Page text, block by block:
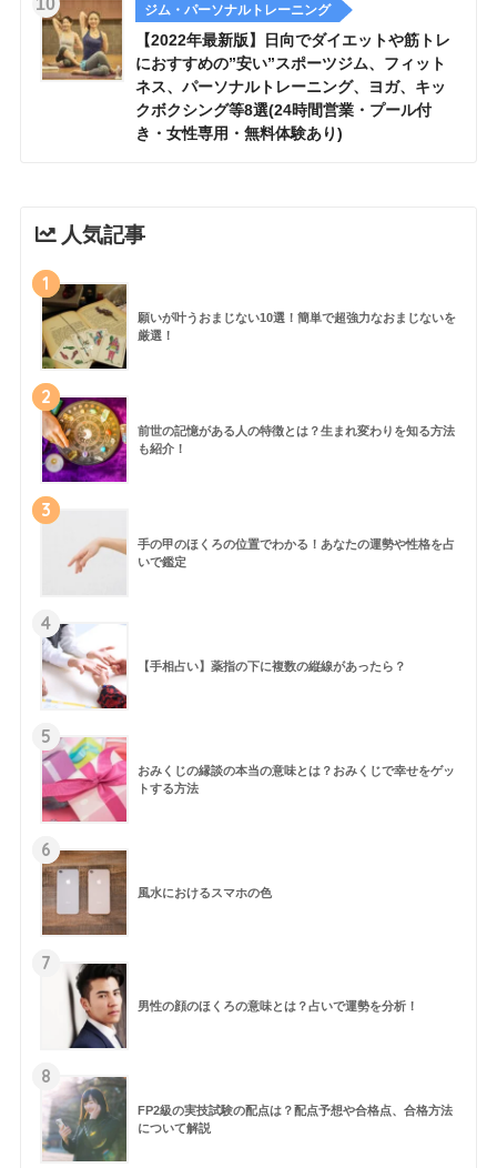
ジム・パーソナルトレーニング
【2022年最新版】日向でダイエットや筋トレ
におすすめの”安い”スポーツジム、フィット
ネス、パーソナルトレーニング、ヨガ、キッ
クボクシング等8選(24時間営業・プール付
き・女性専用・無料体験あり)
人気記事
1
願いが叶うおまじない10選！簡単で超強力なおまじないを
厳選！
2
前世の記憶がある人の特徴とは？生まれ変わりを知る方法
も紹介！
3
手の甲のほくろの位置でわかる！あなたの運勢や性格を占
いで鑑定
4
【手相占い】薬指の下に複数の縦線があったら？
5
おみくじの縁談の本当の意味とは？おみくじで幸せをゲッ
トする方法
6
風水におけるスマホの色
7
男性の顔のほくろの意味とは？占いで運勢を分析！
8
FP2級の実技試験の配点は？配点予想や合格点、合格方法
について解説